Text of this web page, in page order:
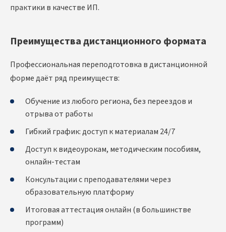
практики в качестве ИП.
Преимущества дистанционного формата
Профессиональная переподготовка в дистанционной
форме даёт ряд преимуществ:
Обучение из любого региона, без переездов и
отрыва от работы
Гибкий график: доступ к материалам 24/7
Доступ к видеоурокам, методическим пособиям,
онлайн-тестам
Консультации с преподавателями через
образовательную платформу
Итоговая аттестация онлайн (в большинстве
программ)